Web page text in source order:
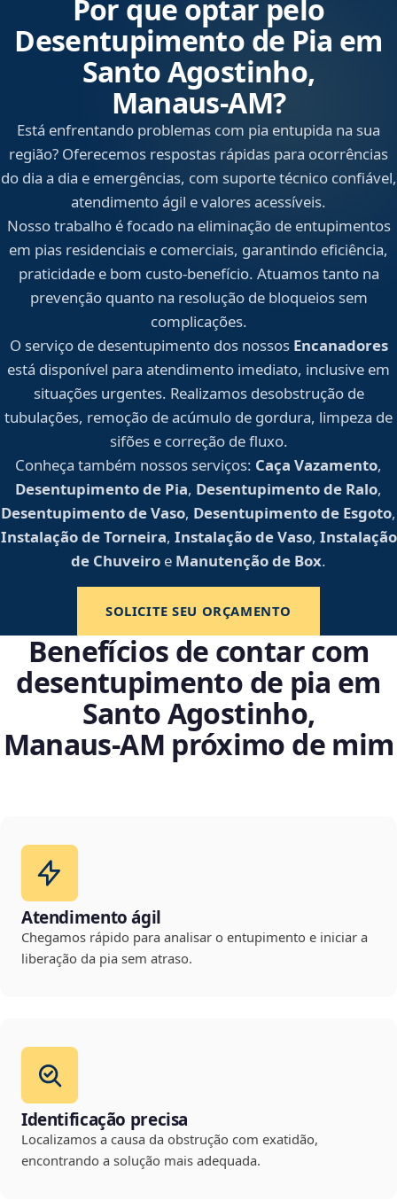
Por que optar pelo
Desentupimento de Pia em
Santo Agostinho,
Manaus‑AM?
Está enfrentando problemas com pia entupida na sua
região? Oferecemos respostas rápidas para ocorrências
do dia a dia e emergências, com suporte técnico confiável,
atendimento ágil e valores acessíveis.
Nosso trabalho é focado na eliminação de entupimentos
em pias residenciais e comerciais, garantindo eficiência,
praticidade e bom custo-benefício. Atuamos tanto na
prevenção quanto na resolução de bloqueios sem
complicações.
O serviço de desentupimento dos nossos Encanadores
está disponível para atendimento imediato, inclusive em
situações urgentes. Realizamos desobstrução de
tubulações, remoção de acúmulo de gordura, limpeza de
sifões e correção de fluxo.
Conheça também nossos serviços: Caça Vazamento,
Desentupimento de Pia, Desentupimento de Ralo,
Desentupimento de Vaso, Desentupimento de Esgoto,
Instalação de Torneira, Instalação de Vaso, Instalação
de Chuveiro e Manutenção de Box.
SOLICITE SEU ORÇAMENTO
Benefícios de contar com
desentupimento de pia em
Santo Agostinho,
Manaus‑AM próximo de mim
Atendimento ágil
Chegamos rápido para analisar o entupimento e iniciar a
liberação da pia sem atraso.
Identificação precisa
Localizamos a causa da obstrução com exatidão,
encontrando a solução mais adequada.